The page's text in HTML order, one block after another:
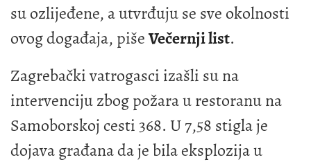
su ozlijeđene, a utvrđuju se sve okolnosti
ovog događaja, pišeVečernji list.
Zagrebački vatrogasci izašli su na
intervenciju zbog požara u restoranu na
Samoborskoj cesti 368. U 7,58 stigla je
dojava građana da je bila eksplozija u